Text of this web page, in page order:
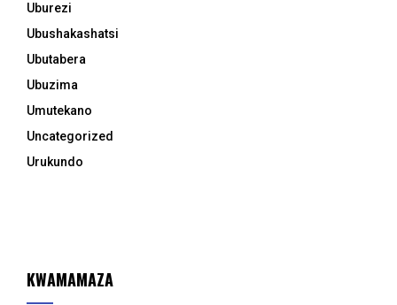
Uburezi
Ubushakashatsi
Ubutabera
Ubuzima
Umutekano
Uncategorized
Urukundo
KWAMAMAZA